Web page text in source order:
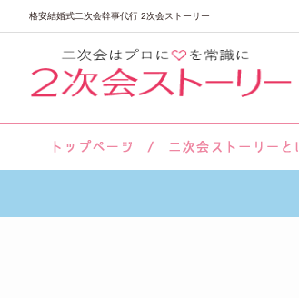
格安結婚式二次会幹事代行 2次会ストーリー